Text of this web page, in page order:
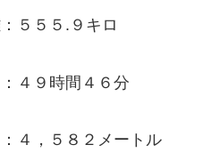
５５５.９キロ
４９時間４６分
４，５８２メートル